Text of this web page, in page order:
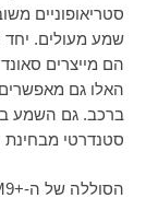
סטריאופוניים
שמע מעולים. יחד
הם מייצרים
האלו גם
ברכב. גם השמע
סטנדרטי מבחינת
הסוללה של ה-+